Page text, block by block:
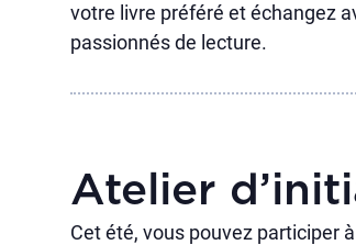
votre livre préféré et échangez
passionnés de lecture.
Atelier
Cet été, vous pouvez participer